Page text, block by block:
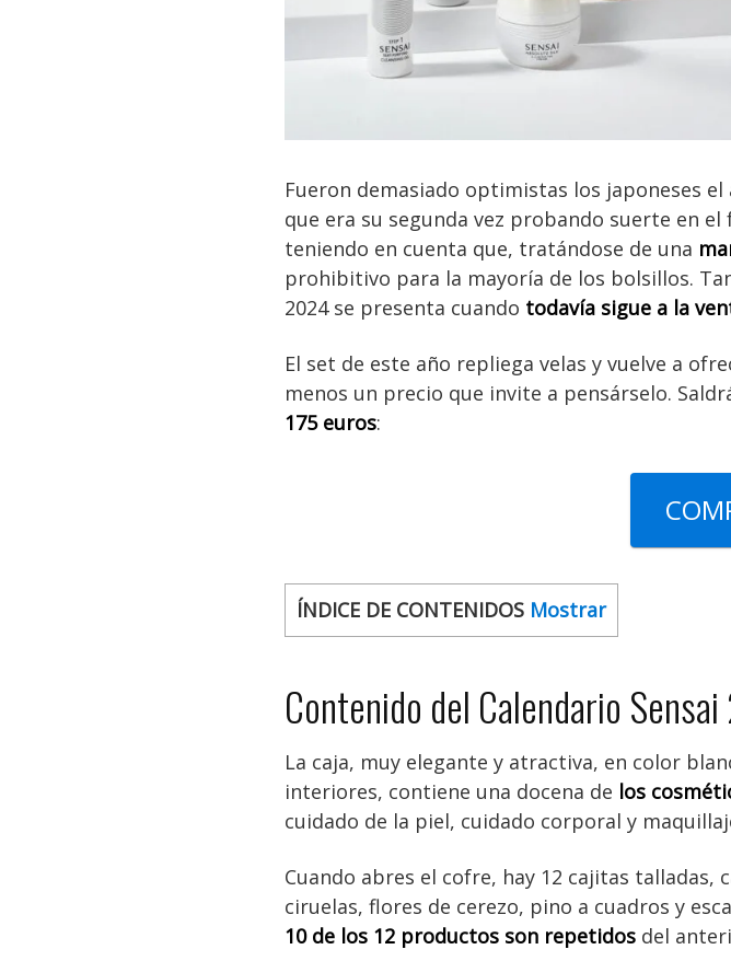
Fueron demasiado optimistas los japoneses
que era su segunda vez probando suerte en
teniendo en cuenta que, tratándose de una
prohibitivo para la mayoría de los bolsillos.
2024 se presenta cuando todavía sigue a la
El set de este año repliega velas y vuelve a
menos un precio que invite a pensárselo.
175 euros:
ÍNDICE DE CONTENIDOS Mostrar
Contenido del Calendario
La caja, muy elegante y atractiva, en color
interiores, contiene una docena de los
cuidado de la piel, cuidado corporal y
Cuando abres el cofre, hay 12 cajitas
ciruelas, flores de cerezo, pino a cuadros y
10 de los 12 productos son repetidos del